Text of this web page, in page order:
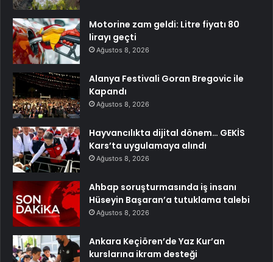
Motorine zam geldi: Litre fiyatı 80
lirayı geçti
Ağustos 8, 2026
Alanya Festivali Goran Bregovic ile
Kapandı
Ağustos 8, 2026
Hayvancılıkta dijital dönem… GEKİS
Kars’ta uygulamaya alındı
Ağustos 8, 2026
Ahbap soruşturmasında iş insanı
Hüseyin Başaran’a tutuklama talebi
Ağustos 8, 2026
Ankara Keçiören’de Yaz Kur’an
kurslarına ikram desteği